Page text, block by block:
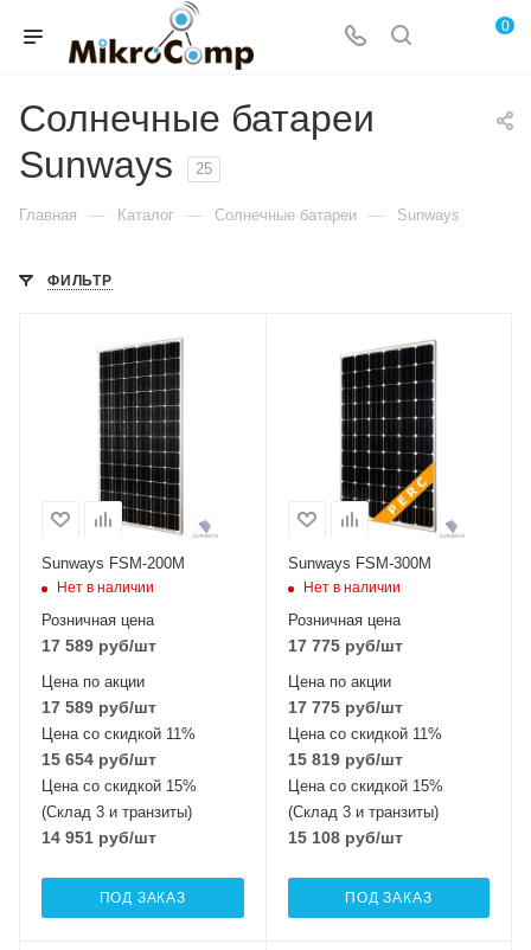
0
Солнечные батареи
Sunways
25
Главная — Каталог — Солнечные батареи — Sunways
ФИЛЬТР
Тип элемента
монокристаллический
Sunways FSM-200M
Нет в наличии
Розничная цена
17 589 руб/шт
Цена по акции
17 589 руб/шт
Цена со скидкой 11%
15 654 руб/шт
Цена со скидкой 15%
(Склад 3 и транзиты)
14 951 руб/шт
ПОД ЗАКАЗ
Тип элемента
монокристаллический
Sunways FSM-300M
Нет в наличии
Розничная цена
17 775руб/шт
Цена по акции
17 775руб/шт
Цена со скидкой 11%
15 819руб/шт
Цена со скидкой 15%
(Склад 3 и транзиты)
15 108руб/шт
ПОД ЗАКАЗ